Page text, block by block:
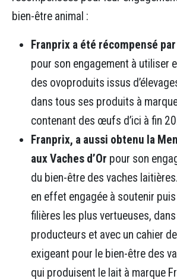
bien-être animal :
Franprix a été récompensé
pour son engagement à utiliser
des ovoproduits issus
dans tous ses produits à
contenant des œufs d’ici à fin
Franprix, a aussi obtenu la
aux Vaches d’Or pour son
du bien-être des vaches laitières.
en effet engagée à soutenir
filières les plus vertueuses,
producteurs et avec un cahier
exigeant pour le bien-être des
qui produisent le lait à marque